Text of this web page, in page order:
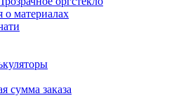
материалах
сумма заказа